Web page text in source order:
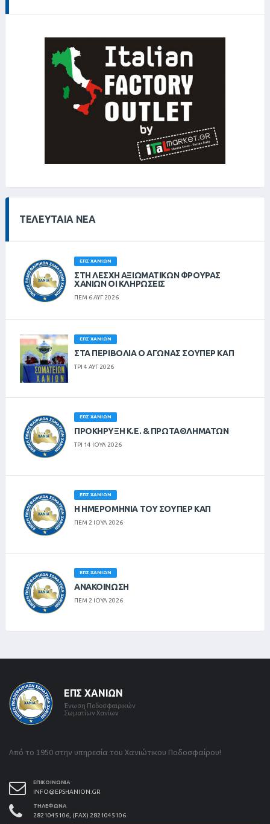
ΤΕΛΕΥΤΑΊΑ ΝΈΑ
ΕΠΣ ΧΑΝΊΩΝ
ΣΤΗ ΛΈΣΧΗ ΑΞΙΩΜΑΤΙΚΏΝ ΦΡΟΥΡΆΣ
ΧΑΝΊΩΝ ΟΙ ΚΛΗΡΏΣΕΙΣ
ΠΕΜ 6 ΑΥΓ 2026
ΕΠΣ ΧΑΝΊΩΝ
ΣΤΑ ΠΕΡΙΒΟΛΙΑ Ο ΑΓΩΝΑΣ ΣΟΥΠΕΡ ΚΑΠ
ΤΡΙ 4 ΑΥΓ 2026
ΕΠΣ ΧΑΝΊΩΝ
ΠΡΟΚΗΡΥΞΗ Κ.Ε. & ΠΡΩΤΑΘΛΗΜΑΤΩΝ
ΤΡΙ 14 ΙΟΥΛ 2026
ΕΠΣ ΧΑΝΊΩΝ
Η ΗΜΕΡΟΜΗΝΙΑ ΤΟΥ ΣΟΥΠΕΡ ΚΑΠ
ΠΕΜ 2 ΙΟΥΛ 2026
ΕΠΣ ΧΑΝΊΩΝ
ΑΝΑΚΟΙΝΩΣΗ
ΠΕΜ 2 ΙΟΥΛ 2026
ΕΠΣ ΧΑΝΊΩΝ
Ένωση Ποδοσφαιρικών
Σωματίων Χανίων
Από το 1950 στην υπηρεσία του Χανιώτικου Ποδοσφαίρου!
ΕΠΙΚΟΙΝΩΝΊΑ
INFO@EPSHANION.GR
ΤΗΛΈΦΩΝΑ
2821045106, (FAX) 2821045106